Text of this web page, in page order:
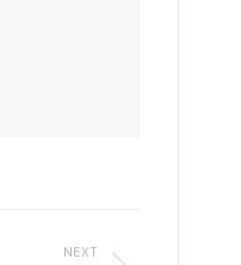
NEXT